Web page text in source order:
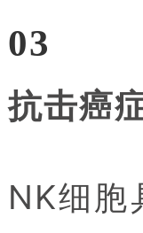
03
抗击癌
NK细胞